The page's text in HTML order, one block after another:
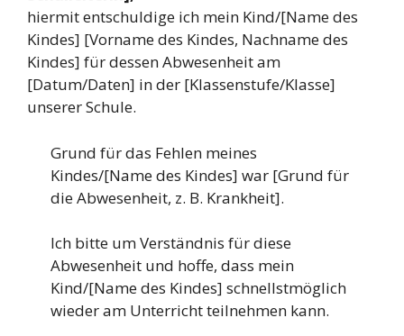
hiermit entschuldige ich mein Kind/[Name des
Kindes] [Vorname des Kindes, Nachname des
Kindes] für dessen Abwesenheit am
[Datum/Daten] in der [Klassenstufe/Klasse]
unserer Schule.
Grund für das Fehlen meines
Kindes/[Name des Kindes] war [Grund für
die Abwesenheit, z. B. Krankheit].
Ich bitte um Verständnis für diese
Abwesenheit und hoffe, dass mein
Kind/[Name des Kindes] schnellstmöglich
wieder am Unterricht teilnehmen kann.